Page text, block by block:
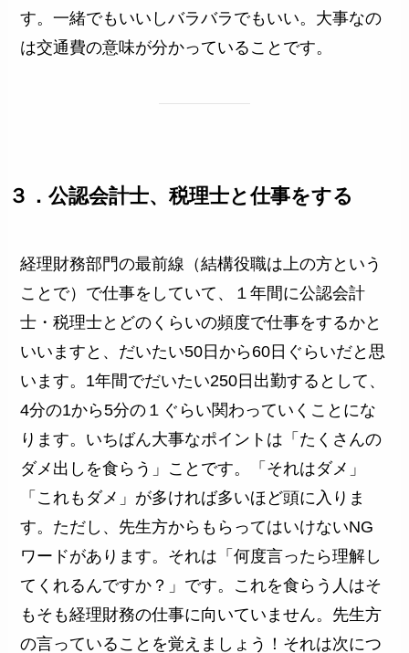
す。一緒でもいいしバラバラでもいい。大事なの
は交通費の意味が分かっていることです。
３．公認会計士、税理士と仕事をする
経理財務部門の最前線（結構役職は上の方という
ことで）で仕事をしていて、１年間に公認会計
士・税理士とどのくらいの頻度で仕事をするかと
いいますと、だいたい50日から60日ぐらいだと思
います。1年間でだいたい250日出勤するとして、
4分の1から5分の１ぐらい関わっていくことにな
ります。いちばん大事なポイントは「たくさんの
ダメ出しを食らう」ことです。「それはダメ」
「これもダメ」が多ければ多いほど頭に入りま
す。ただし、先生方からもらってはいけないNG
ワードがあります。それは「何度言ったら理解し
てくれるんですか？」です。これを食らう人はそ
もそも経理財務の仕事に向いていません。先生方
の言っていることを覚えましょう！それは次につ